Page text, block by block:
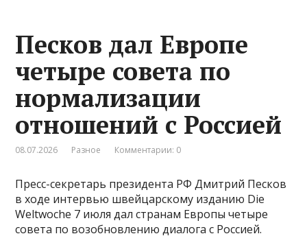
Песков дал Европе
четыре совета по
нормализации
отношений с Россией
08.07.2026 Разное Комментарии: 0
Пресс-секретарь президента РФ Дмитрий Песков
в ходе интервью швейцарскому изданию Die
Weltwoche 7 июля дал странам Европы четыре
совета по возобновлению диалога с Россией.